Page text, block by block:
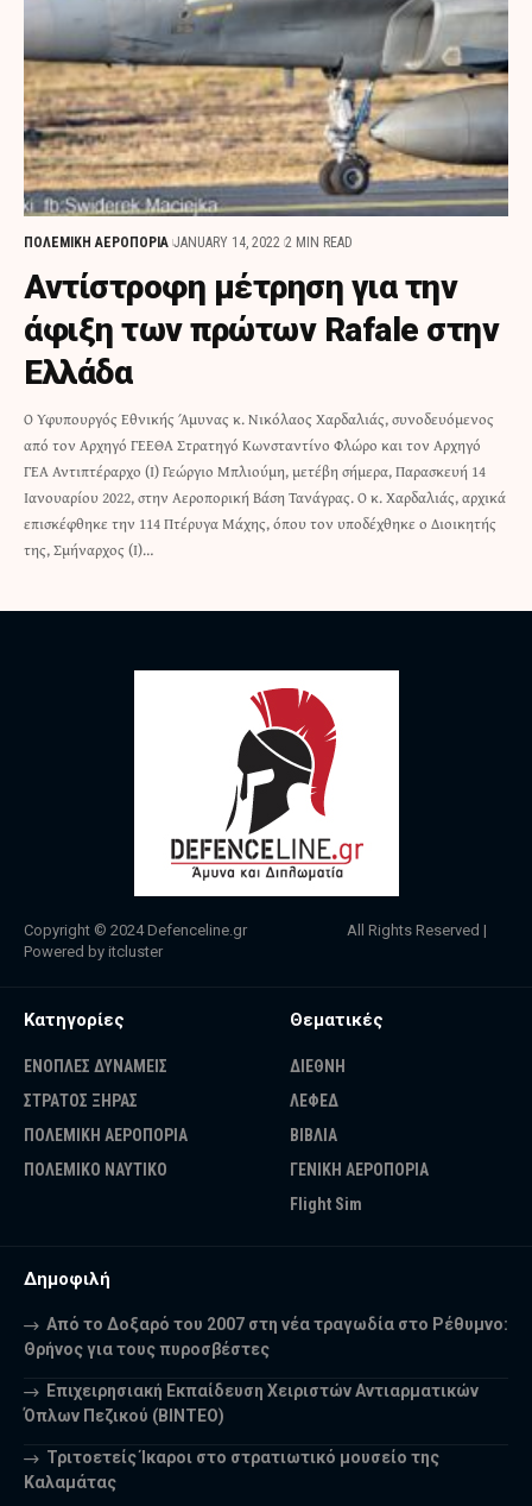
ΠΟΛΕΜΙΚΗ ΑΕΡΟΠΟΡΙΑ JANUARY 14, 2022 2 MIN READ
Αντίστροφη μέτρηση για την
άφιξη των πρώτων Rafale στην
Ελλάδα
Ο Υφυπουργός Εθνικής Άμυνας κ. Νικόλαος Χαρδαλιάς, συνοδευόμενος
από τον Αρχηγό ΓΕΕΘΑ Στρατηγό Κωνσταντίνο Φλώρο και τον Αρχηγό
ΓΕΑ Αντιπτέραρχο (Ι) Γεώργιο Μπλιούμη, μετέβη σήμερα, Παρασκευή 14
Ιανουαρίου 2022, στην Αεροπορική Βάση Τανάγρας. Ο κ. Χαρδαλιάς, αρχικά
επισκέφθηκε την 114 Πτέρυγα Μάχης, όπου τον υποδέχθηκε ο Διοικητής
της, Σμήναρχος (Ι)…
Copyright © 2024 Defenceline.gr All Rights Reserved |
Powered by itcluster
Κατηγορίες
ΕΝΟΠΛΕΣ ΔΥΝΑΜΕΙΣ
ΣΤΡΑΤΟΣ ΞΗΡΑΣ
ΠΟΛΕΜΙΚΗ ΑΕΡΟΠΟΡΙΑ
ΠΟΛΕΜΙΚΟ ΝΑΥΤΙΚΟ
Θεματικές
ΔΙΕΘΝΗ
ΛΕΦΕΔ
ΒΙΒΛΙΑ
ΓΕΝΙΚΗ ΑΕΡΟΠΟΡΙΑ
Flight Sim
Δημοφιλή
Από το Δοξαρό του 2007 στη νέα τραγωδία στο Ρέθυμνο:
Θρήνος για τους πυροσβέστες
Επιχειρησιακή Εκπαίδευση Χειριστών Αντιαρματικών
Όπλων Πεζικού (ΒΙΝΤΕΟ)
Τριτοετείς Ίκαροι στο στρατιωτικό μουσείο της
Καλαμάτας